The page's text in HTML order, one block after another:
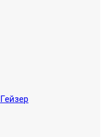
Гейзер